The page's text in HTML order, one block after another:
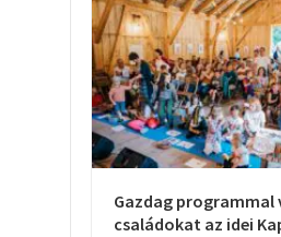
Gazdag programmal
családokat az idei